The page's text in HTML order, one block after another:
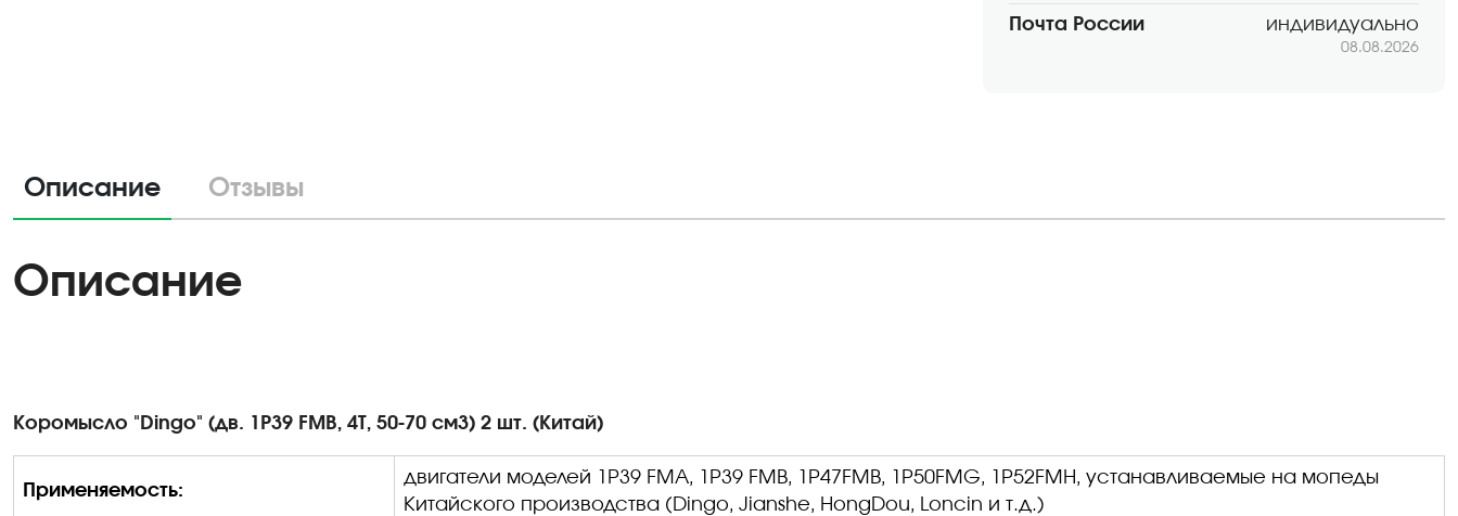
Почта России индивидуально
08.08.2026
Описание Отзывы
Описание
Коромысло "Dingo" (дв. 1P39 FMB, 4Т, 50-70 см3) 2 шт. (Китай)
Применяемость:
двигатели моделей 1 P39 FMA, 1 P39 FMB, P47FMB, 1 P50FMG, 1 P52FMH, устанавливаемые на мопеды
Китайского производства (Dingo, Jianshe, HongDou, Loncin и т.д.)